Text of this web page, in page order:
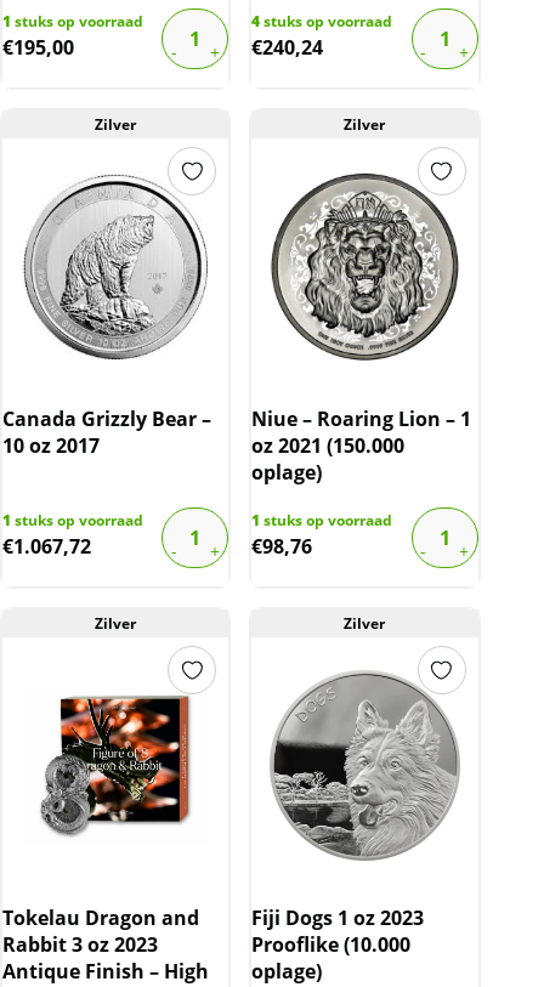
1 stuks op voorraad
€195,00
4stuks op voorraad
€240,24
Zilver
Canada Grizzly Bear –
10 oz 2017
1 stuks op voorraad
€1.067,72
Zilver
Niue – Roaring Lion – 1
oz 2021 (150.000
oplage)
1 stuks op voorraad
€98,76
Zilver
Tokelau Dragon and
Rabbit 3 oz 2023
Antique Finish – High
Zilver
Fiji Dogs 1 oz 2023
Prooflike (10.000
oplage)